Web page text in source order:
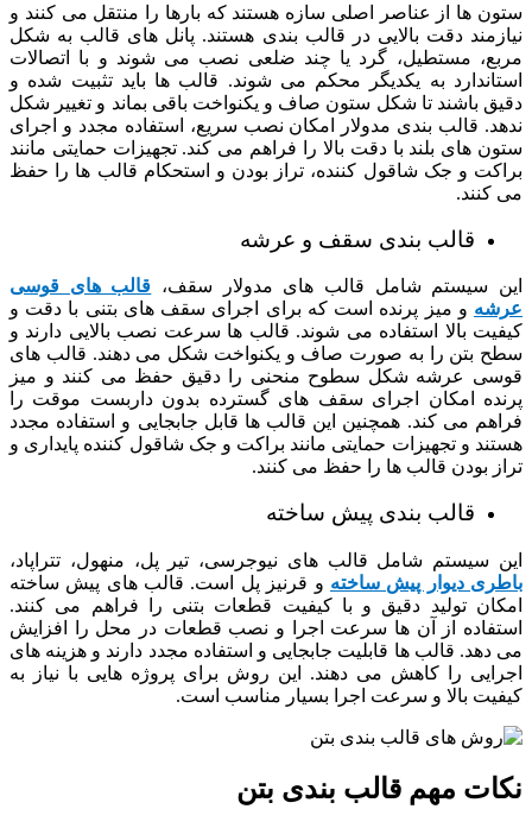
ستون ها از عناصر اصلی سازه هستند که بارها را منتقل می کنند و
نیازمند دقت بالایی در قالب بندی هستند. پانل های قالب به شکل
مربع، مستطیل، گرد یا چند ضلعی نصب می شوند و با اتصالات
استاندارد به یکدیگر محکم می شوند. قالب ها باید تثبیت شده و
دقیق باشند تا شکل ستون صاف و یکنواخت باقی بماند و تغییر شکل
ندهد. قالب بندی مدولار امکان نصب سریع، استفاده مجدد و اجرای
ستون های بلند با دقت بالا را فراهم می کند. تجهیزات حمایتی مانند
براکت و جک شاقول کننده، تراز بودن و استحکام قالب ها را حفظ
می کنند.
قالب بندی سقف و عرشه
این سیستم شامل قالب های مدولار سقف، قالب های قوسی
عرشه و میز پرنده است که برای اجرای سقف های بتنی با دقت و
کیفیت بالا استفاده می شوند. قالب ها سرعت نصب بالایی دارند و
سطح بتن را به صورت صاف و یکنواخت شکل می دهند. قالب های
قوسی عرشه شکل سطوح منحنی را دقیق حفظ می کنند و میز
پرنده امکان اجرای سقف های گسترده بدون داربست موقت را
فراهم می کند. همچنین این قالب ها قابل جابجایی و استفاده مجدد
هستند و تجهیزات حمایتی مانند براکت و جک شاقول کننده پایداری و
تراز بودن قالب ها را حفظ می کنند.
قالب بندی پیش ساخته
این سیستم شامل قالب های نیوجرسی، تیر پل، منهول، تتراپاد،
باطری دیوار پیش ساخته و قرنیز پل است. قالب های پیش ساخته
امکان تولید دقیق و با کیفیت قطعات بتنی را فراهم می کنند.
استفاده از آن ها سرعت اجرا و نصب قطعات در محل را افزایش
می دهد. قالب ها قابلیت جابجایی و استفاده مجدد دارند و هزینه های
اجرایی را کاهش می دهند. این روش برای پروژه هایی با نیاز به
کیفیت بالا و سرعت اجرا بسیار مناسب است.
نکات مهم قالب بندی بتن